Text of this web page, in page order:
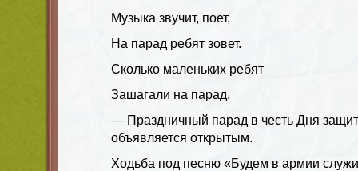
Музыка звучит, поет,
На парад ребят зовет.
Сколько маленьких ребят
Зашагали на парад.
— Праздничный парад в честь Дня
объявляется открытым.
Ходьба под песню «Будем в армии